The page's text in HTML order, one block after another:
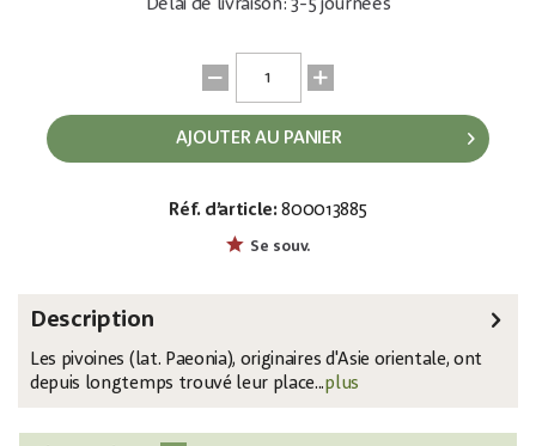
Délai de livraison: 3-5 journées
AJOUTER AU PANIER
Réf. d’article: 800013885
Se souv.
Description
Les pivoines (lat. Paeonia), originaires d'Asie orientale, ont
depuis longtemps trouvé leur place...plus